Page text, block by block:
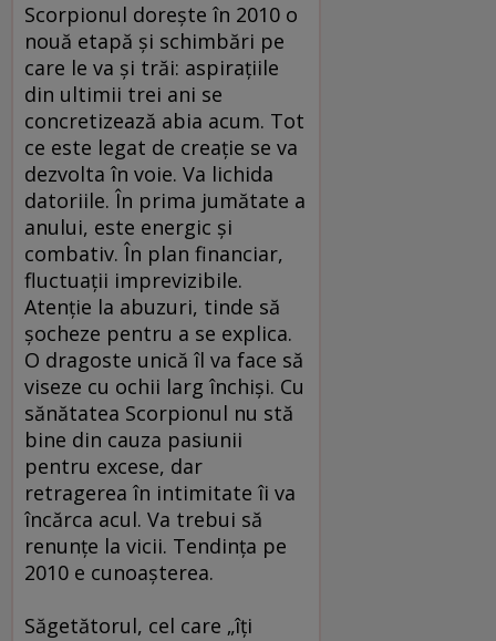
Scorpionul doreşte în 2010 o
nouă etapă şi schimbări pe
care le va şi trăi: aspiraţiile
din ultimii trei ani se
concretizează abia acum. Tot
ce este legat de creaţie se va
dezvolta în voie. Va lichida
datoriile. În prima jumătate a
anului, este energic şi
combativ. În plan financiar,
fluctuaţii imprevizibile.
Atenţie la abuzuri, tinde să
şocheze pentru a se explica.
O dragoste unică îl va face să
viseze cu ochii larg închişi. Cu
sănătatea Scorpionul nu stă
bine din cauza pasiunii
pentru excese, dar
retragerea în intimitate îi va
încărca acul. Va trebui să
renunţe la vicii. Tendinţa pe
2010 e cunoaşterea.
Săgetătorul, cel care „îţi